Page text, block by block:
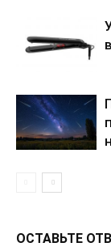
ОСТАВЬТЕ